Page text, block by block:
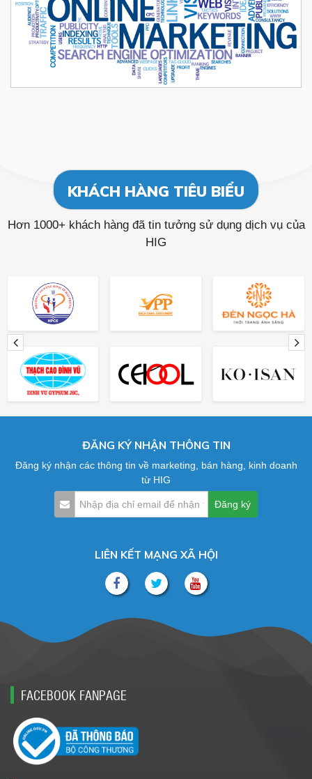
KHÁCH HÀNG TIÊU BIỂU
Hơn 1000+ khách hàng đã tin tưởng sử dụng dịch vụ của
HIG
ĐĂNG KÝ NHẬN THÔNG TIN
Đăng ký nhận các thông tin về marketing, bán hàng, kinh doanh
từ HIG
LIÊN KẾT MẠNG XÃ HỘI
FACEBOOK FANPAGE